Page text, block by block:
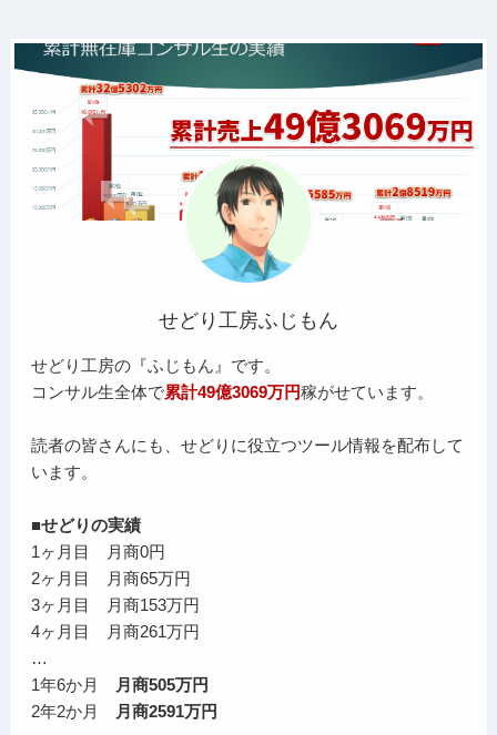
せどり工房ふじもん
せどり工房の『ふじもん』です。
コンサル生全体で累計49億3069万円稼がせています。
読者の皆さんにも、せどりに役立つツール情報を配布して
います。
■せどりの実績
1ヶ月目 月商0円
2ヶ月目 月商65万円
3ヶ月目 月商153万円
4ヶ月目 月商261万円
…
1年6か月
月商505万円
2年2か月
月商2591万円